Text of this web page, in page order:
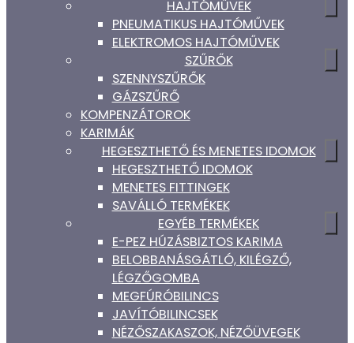
HAJTÓMŰVEK
PNEUMATIKUS HAJTÓMŰVEK
ELEKTROMOS HAJTÓMŰVEK
SZŰRŐK
SZENNYSZŰRŐK
GÁZSZŰRŐ
KOMPENZÁTOROK
KARIMÁK
HEGESZTHETŐ ÉS MENETES IDOMOK
HEGESZTHETŐ IDOMOK
MENETES FITTINGEK
SAVÁLLÓ TERMÉKEK
EGYÉB TERMÉKEK
E-PEZ HÚZÁSBIZTOS KARIMA
BELOBBANÁSGÁTLÓ, KILÉGZŐ,
LÉGZŐGOMBA
MEGFÚRÓBILINCS
JAVÍTÓBILINCSEK
NÉZŐSZAKASZOK, NÉZŐÜVEGEK